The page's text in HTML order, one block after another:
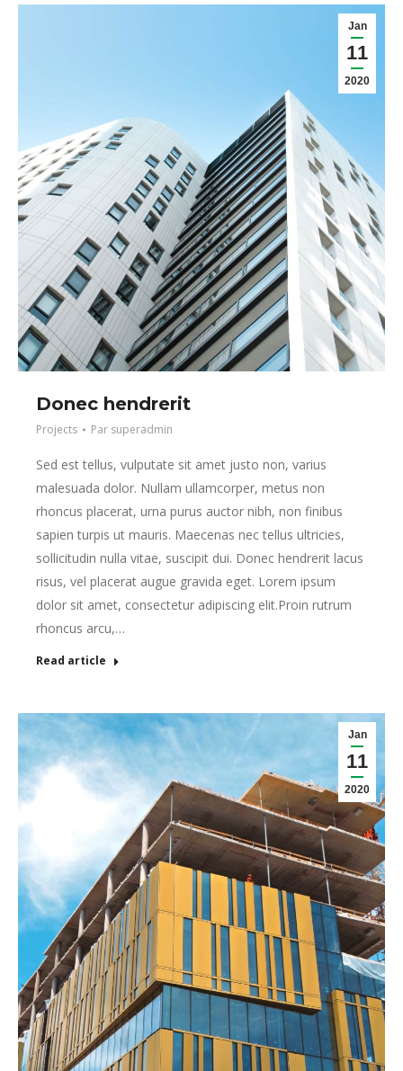
Jan
11
2020
Donec hendrerit
Projects Par superadmin
Sed est tellus, vulputate sit amet justo non, varius
malesuada dolor. Nullam ullamcorper, metus non
rhoncus placerat, urna purus auctor nibh, non finibus
sapien turpis ut mauris. Maecenas nec tellus ultricies,
sollicitudin nulla vitae, suscipit dui. Donec hendrerit lacus
risus, vel placerat augue gravida eget. Lorem ipsum
dolor sit amet, consectetur adipiscing elit.Proin rutrum
rhoncus arcu,…
Read article
Jan
11
2020